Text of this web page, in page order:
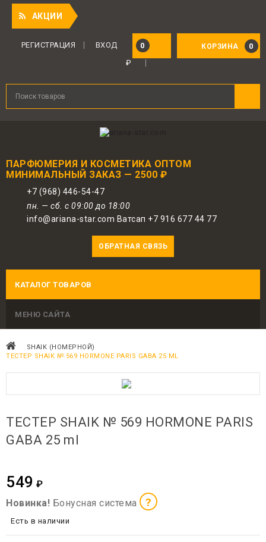
АКЦИИ
КОРЗИНА 0
0
РЕГИСТРАЦИЯ
ВХОД
₽
ПАРФЮМЕРИЯ И КОСМЕТИКА ОПТОМ
МИНИМАЛЬНЫЙ ЗАКАЗ — 2500 ₽
+7 (968) 446-54-47
пн. — сб. с 09:00 до 18:00
info@ariana-star.com Ватсап +7 916 677 44 77
ОБРАТНАЯ СВЯЗЬ
КАТАЛОГ ТОВАРОВ
МЕНЮ САЙТА
SHAIK (НОМЕРНОЙ)
ТЕСТЕР SHAIK № 569 HORMONE PARIS GABA 25 ML
ТЕСТЕР SHAIK № 569 HORMONE PARIS
GABA 25 ml
549 ₽
Новинка! Бонусная система ?
Для авторизованных пользователей
предоставляется 1 бонус за 100 руб.
от совершенной покупки. Бонусами
Есть в наличии